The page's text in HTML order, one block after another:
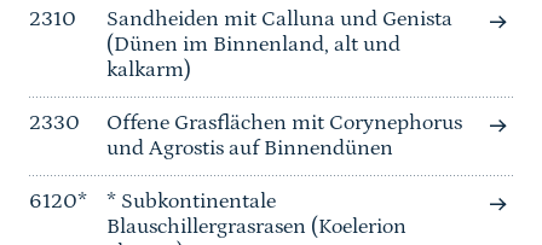
2310
Sandheiden mit Calluna und Genista
(Dünen im Binnenland, alt und
kalkarm)
2330
Offene Grasflächen mit Corynephorus
und Agrostis auf Binnendünen
6120*
* Subkontinentale
Blauschillergrasrasen (Koelerion